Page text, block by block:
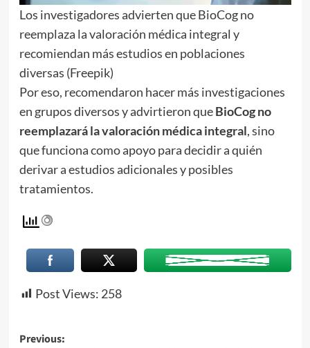
Los investigadores advierten que BioCog no
reemplaza la valoración médica integral y
recomiendan más estudios en poblaciones
diversas (Freepik)
Por eso, recomendaron hacer más investigaciones
en grupos diversos y advirtieron queBioCog no
reemplazará la valoración médica integral, sino
que funciona como apoyo para decidir a quién
derivar a estudios adicionales y posibles
tratamientos.
Post Views: 258
Previous: